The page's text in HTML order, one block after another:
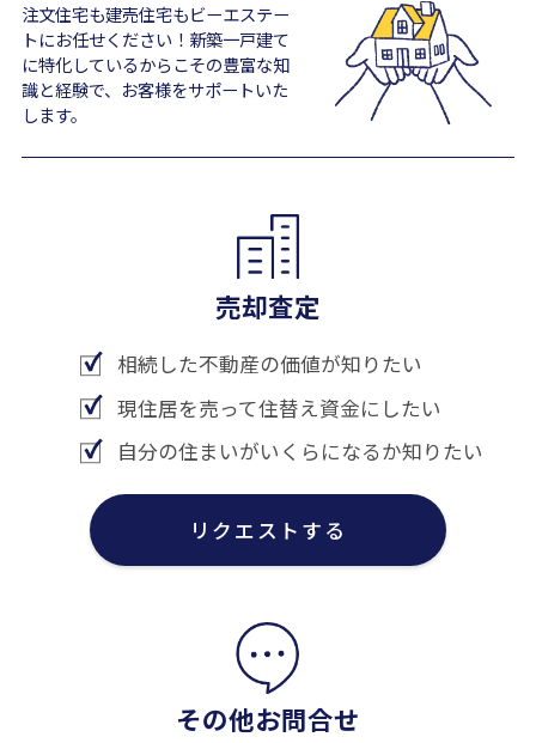
注文住宅も建売住宅もビーエステー
トにお任せください！新築一戸建て
に特化しているからこその豊富な知
識と経験で、お客様をサポートいた
します。
売却査定
相続した不動産の価値が知りたい
現住居を売って住替え資金にしたい
自分の住まいがいくらになるか知りたい
リクエストする
その他お問合せ